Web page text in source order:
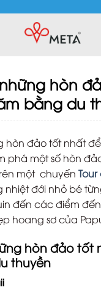
hòn
bằng du
hòn đảo tốt nhất
phá một số hòn
một chuyến
nhiệt đới nhỏ bé
đến các điểm
hoang sơ của
hòn đảo tốt
thuyền